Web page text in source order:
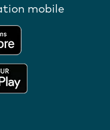
mobile